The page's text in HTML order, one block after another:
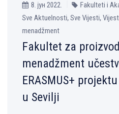
8. јун 2022.
Fakulteti i
Sve Aktuelnosti, Sve Vijesti,
menadžment
Fakultet za
menadžment
ERASMUS+
u Sevilji